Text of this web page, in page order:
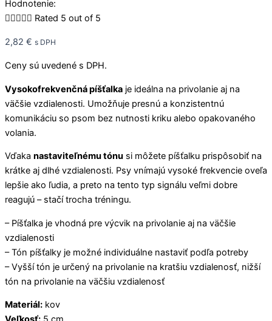
Hodnotenie:
 Rated 5 out of 5
2,82 € s DPH
Ceny sú uvedené s DPH.
Vysokofrekvenčná píšťalka je ideálna na privolanie aj na
väčšie vzdialenosti. Umožňuje presnú a konzistentnú
komunikáciu so psom bez nutnosti kriku alebo opakovaného
volania.
Vďaka nastaviteľnému tónu si môžete píšťalku prispôsobiť na
krátke aj dlhé vzdialenosti. Psy vnímajú vysoké frekvencie oveľa
lepšie ako ľudia, a preto na tento typ signálu veľmi dobre
reagujú – stačí trocha tréningu.
– Píšťalka je vhodná pre výcvik na privolanie aj na väčšie
vzdialenosti
– Tón píšťalky je možné individuálne nastaviť podľa potreby
– Vyšší tón je určený na privolanie na kratšiu vzdialenosť, nižší
tón na privolanie na väčšiu vzdialenosť
Materiál: kov